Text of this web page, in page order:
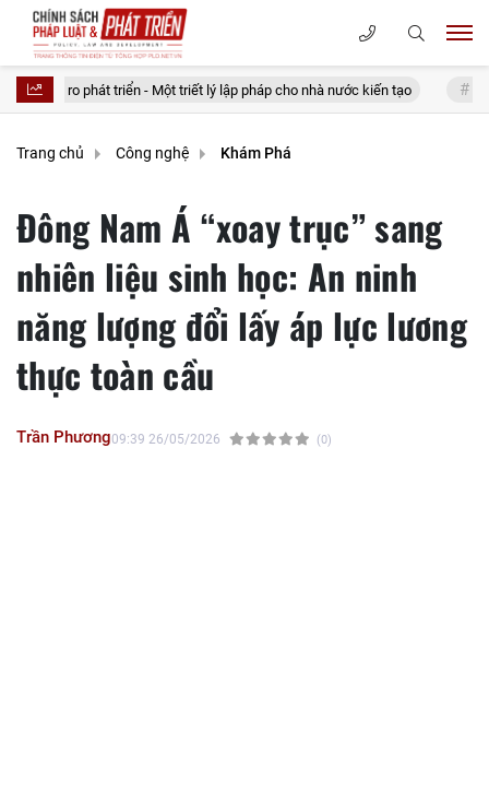
triển - Một triết lý lập pháp cho nhà nước kiến tạo 20 điều tưởng tiết
Trang chủ Công nghệ Khám Phá
Đông Nam Á “xoay trục” sang
nhiên liệu sinh học: An ninh
năng lượng đổi lấy áp lực lương
thực toàn cầu
Trần Phương09:39 26/05/2026 (0)